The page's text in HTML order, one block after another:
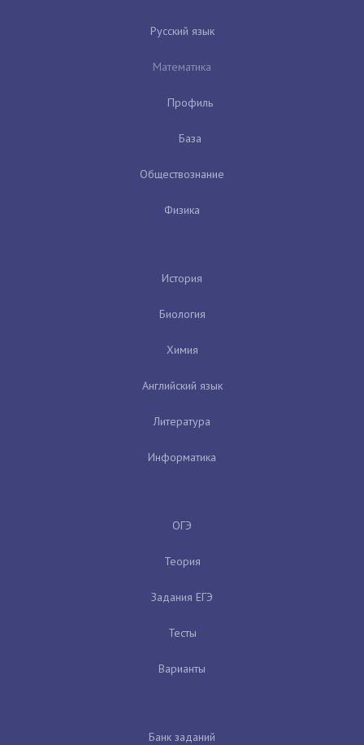
Русский язык
Математика
Профиль
База
Обществознание
Физика
История
Биология
Химия
Английский язык
Литература
Информатика
ОГЭ
Теория
Задания ЕГЭ
Тесты
Варианты
Банк заданий